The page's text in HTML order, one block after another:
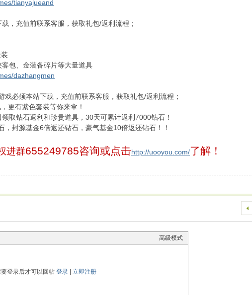
tianyajueand
，充值前联系客服，获取礼包/返利流程；
包、金装备碎片等大量道具
dazhangmen
必须本站下载，充值前联系客服，获取礼包/返利流程；
更有紫色套装等你来拿！
取钻石返利和珍贵道具，30天可累计返利7000钻石！
封源基金6倍返还钻石，豪气基金10倍返还钻石！！
进群655249785咨询或点击http://uooyou.com/了解！
高级模式
登录后才可以回帖 登录| 立即注册